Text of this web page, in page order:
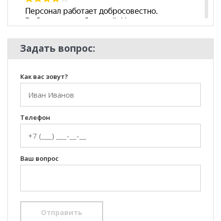
Задать вопрос:
Как вас зовут?
Телефон
Ваш вопрос
Отправить